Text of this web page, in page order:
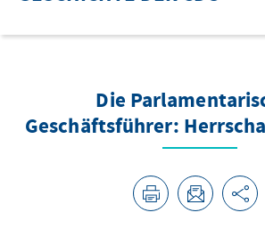
Die
Geschäftsführer: